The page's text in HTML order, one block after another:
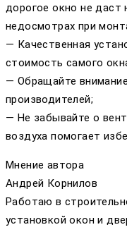
дорогое окно не даст
недосмотрах при
— Качественная
стоимость самого
— Обращайте
производителей;
— Не забывайте о
воздуха помогает
Мнение автора
Андрей Корнилов
Работаю в
установкой окон и